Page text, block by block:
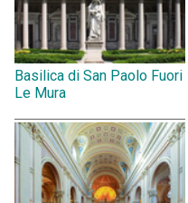
Basilica di San Paolo Fuori
Le Mura